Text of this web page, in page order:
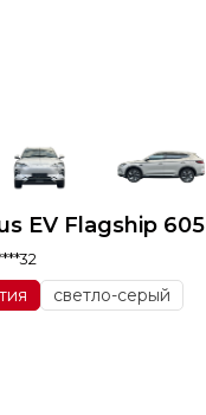
EV Flagship 605
cветло-серый